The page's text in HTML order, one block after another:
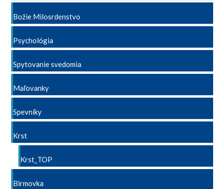
Božie Milosrdenstvo
Psychológia
Spytovanie svedomia
Maľovanky
Spevníky
Krst
Krst_TOP
Birmovka